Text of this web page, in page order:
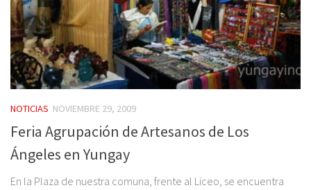
NOTICIAS NOVIEMBRE 29, 2009
Feria Agrupación de Artesanos de Los
Ángeles en Yungay
En la Plaza de nuestra comuna, frente al Liceo, se encuentra